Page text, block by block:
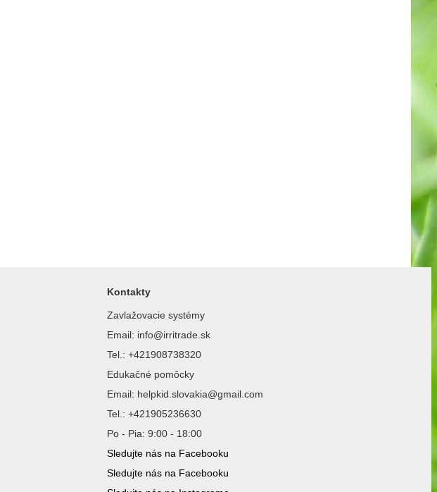
Kontakty
Zavlažovacie systémy
Email: info@irritrade.sk
Tel.: +421908738320
Edukačné pomôcky
Email: helpkid.slovakia@gmail.com
Tel.: +421905236630
Po - Pia: 9:00 - 18:00
Sledujte nás na Facebooku
Sledujte nás na Facebooku